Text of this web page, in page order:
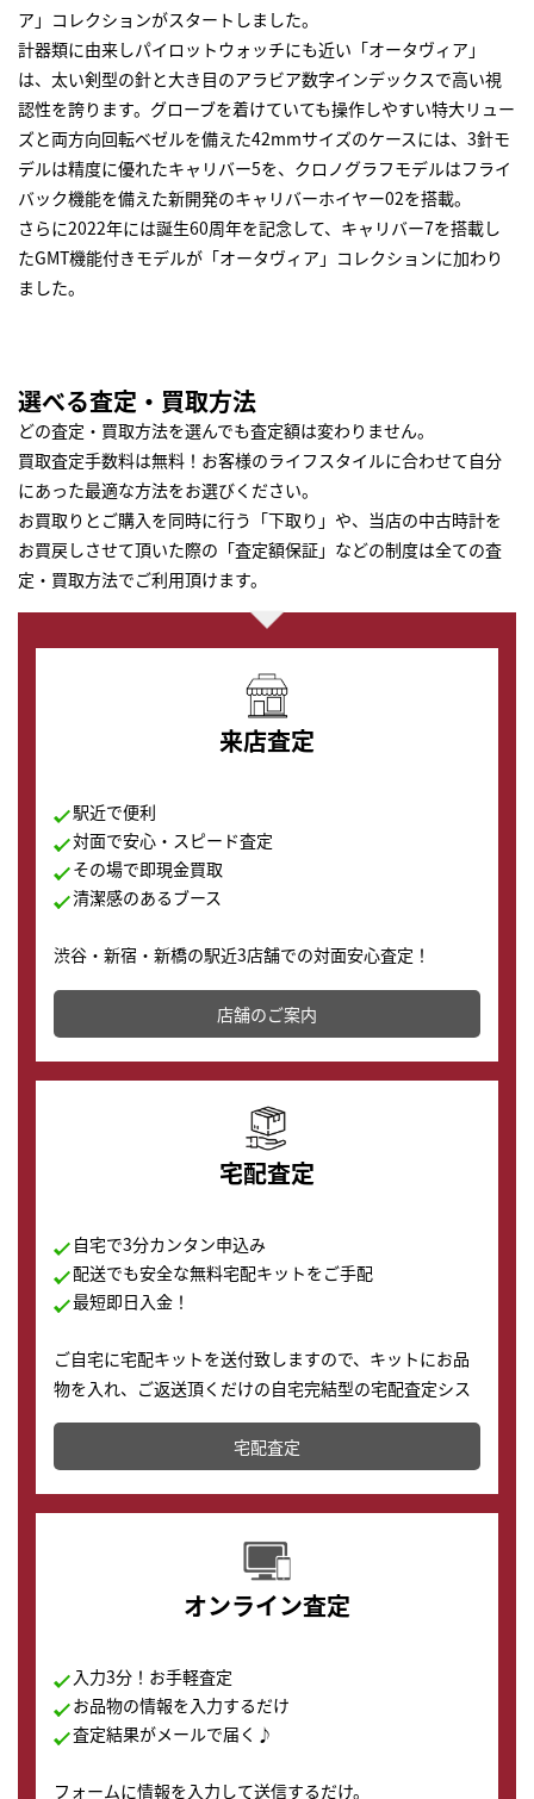
ア」コレクションがスタートしました。
計器類に由来しパイロットウォッチにも近い「オータヴィア」
は、太い剣型の針と大き目のアラビア数字インデックスで高い視
認性を誇ります。グローブを着けていても操作しやすい特大リュー
ズと両方向回転ベゼルを備えた42mmサイズのケースには、3針モ
デルは精度に優れたキャリバー5を、クロノグラフモデルはフライ
バック機能を備えた新開発のキャリバーホイヤー02を搭載。
さらに2022年には誕生60周年を記念して、キャリバー7を搭載し
たGMT機能付きモデルが「オータヴィア」コレクションに加わり
ました。
選べる査定・買取方法
どの査定・買取方法を選んでも査定額は変わりません。
買取査定手数料は無料！お客様のライフスタイルに合わせて自分
にあった最適な方法をお選びください。
お買取りとご購入を同時に行う「下取り」や、当店の中古時計を
お買戻しさせて頂いた際の「査定額保証」などの制度は全ての査
定・買取方法でご利用頂けます。
来店査定
駅近で便利
対面で安心・スピード査定
その場で即現金買取
清潔感のあるブース
渋谷・新宿・新橋の駅近3店舗での対面安心査定！
店舗を併設しており、下取りに出してお得に新しい時計
の購入もできます♪
店舗のご案内
宅配査定
自宅で3分カンタン申込み
配送でも安全な無料宅配キットをご手配
最短即日入金！
ご自宅に宅配キットを送付致しますので、キットにお品
物を入れ、ご返送頂くだけの自宅完結型の宅配査定シス
テムです。
配送でも簡単&安全に査定・買取に出すことが可能で
す。
宅配査定
オンライン査定
入力3分！お手軽査定
お品物の情報を入力するだけ
査定結果がメールで届く♪
フォームに情報を入力して送信するだけ。